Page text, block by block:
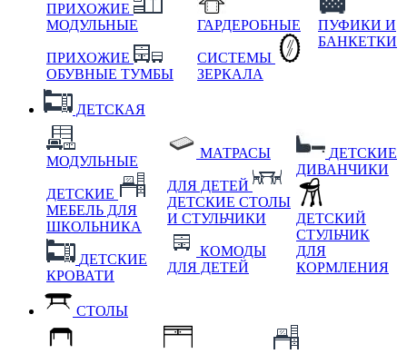
ПРИХОЖИЕ
МОДУЛЬНЫЕ
ПРИХОЖИЕ
ОБУВНЫЕ ТУМБЫ
ГАРДЕРОБНЫЕ
СИСТЕМЫ
ЗЕРКАЛА
ПУФИКИ И
БАНКЕТКИ
ДЕТСКАЯ
МОДУЛЬНЫЕ
ДЕТСКИЕ
МЕБЕЛЬ ДЛЯ
ШКОЛЬНИКА
ДЕТСКИЕ
КРОВАТИ
МАТРАСЫ
ДЛЯ ДЕТЕЙ
ДЕТСКИЕ СТОЛЫ
И СТУЛЬЧИКИ
КОМОДЫ
ДЛЯ ДЕТЕЙ
ДЕТСКИЕ
ДИВАНЧИКИ
ДЕТСКИЙ
СТУЛЬЧИК
ДЛЯ
КОРМЛЕНИЯ
СТОЛЫ